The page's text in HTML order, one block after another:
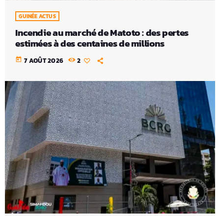
GUINÉE ACTUS
Incendie au marché de Matoto : des pertes
estimées à des centaines de millions
today 7 AOÛT 2026 2